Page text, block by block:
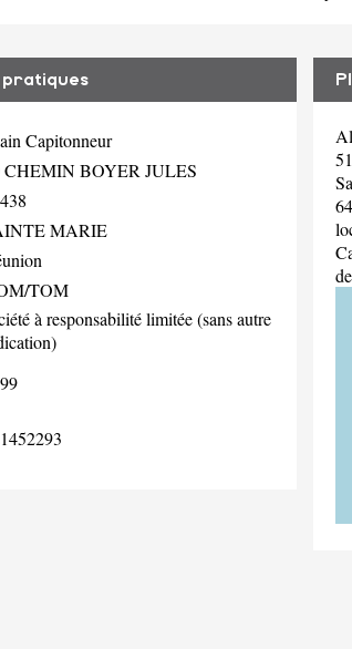
Capitonneur
CHEMIN BOYER JULES
MARIE
TOM
à responsabilité limitée (sans autre